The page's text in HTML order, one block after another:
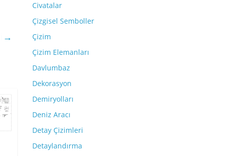
→
Civatalar
Çizgisel Semboller
Çizim
Çizim Elemanları
Davlumbaz
Dekorasyon
Demiryolları
Deniz Aracı
Detay Çizimleri
Detaylandırma